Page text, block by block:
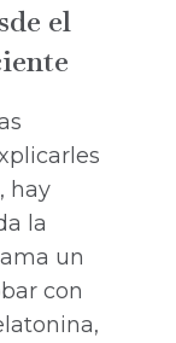
el
hay
la
un
con